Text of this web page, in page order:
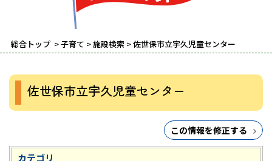
総合トップ >子育て >施設検索 > 佐世保市立宇久児童センター
佐世保市立宇久児童センター
この情報を修正する
カテゴリ